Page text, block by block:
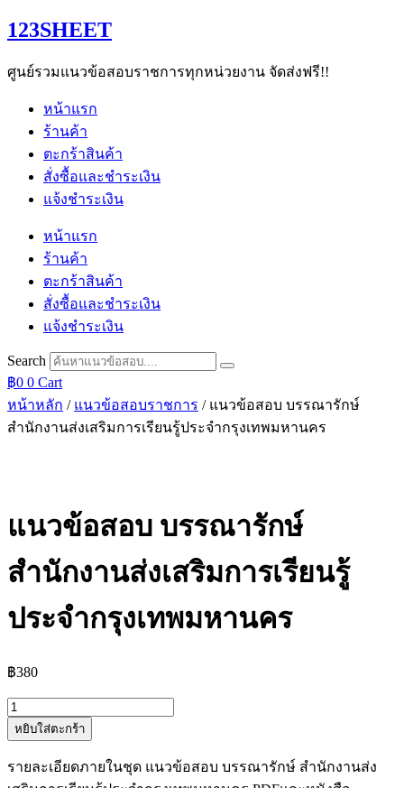
Skip
to
123SHEET
ศูนย์รวมแนวข้อสอบราชการทุกหน่วยงาน จัดส่งฟรี!!
หน้าแรก
ร้านค้า
ตะกร้าสินค้า
สั่งซื้อและชำระเงิน
แจ้งชำระเงิน
หน้าแรก
ร้านค้า
ตะกร้าสินค้า
สั่งซื้อและชำระเงิน
แจ้งชำระเงิน
Search
฿0 0 Cart
หน้าหลัก / แนวข้อสอบราชการ / แนวข้อสอบ บรรณารักษ์
สำนักงานส่งเสริมการเรียนรู้ประจำกรุงเทพมหานคร
แนวข้อสอบ บรรณารักษ์
สำนักงานส่งเสริมการเรียนรู้
ประจำกรุงเทพมหานคร
฿380
จำนวน
แนว
บรรณารักษ์
หยิบใส่ตะกร้า
รายละเอียดภายในชุด แนวข้อสอบ บรรณารักษ์ สำนักงานส่ง